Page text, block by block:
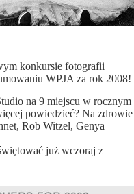
konkursie fotografii
WPJA za rok 2008!
na 9 miejscu w rocznym
powiedzieć? Na zdrowie
Rob Witzel, Genya
już wczoraj z